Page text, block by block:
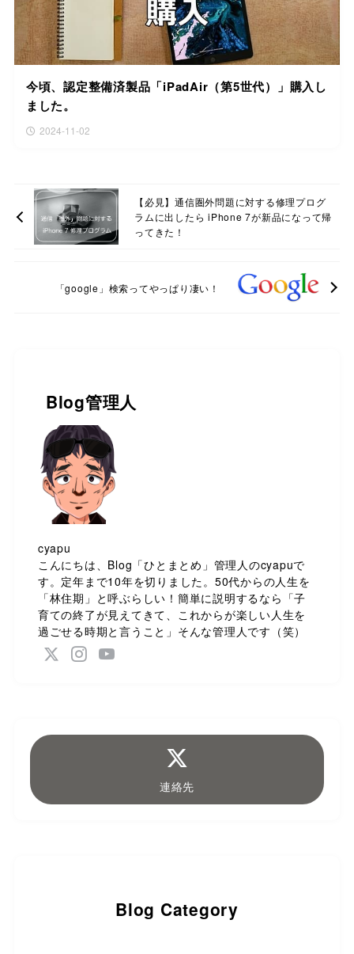
今頃、認定整備済製品「iPadAir（第5世代）」購入し
ました。
2024-11-02
【必見】通信圏外問題に対する修理プログ
ラムに出したら iPhone 7が新品になって帰
ってきた！
「google」検索ってやっぱり凄い！
Blog管理人
cyapu
こんにちは、Blog「ひとまとめ」管理人のcyapuで
す。定年まで10年を切りました。50代からの人生を
「林住期」と呼ぶらしい！簡単に説明するなら「子
育ての終了が見えてきて、これからが楽しい人生を
過ごせる時期と言うこと」そんな管理人です（笑）
連絡先
Blog Category